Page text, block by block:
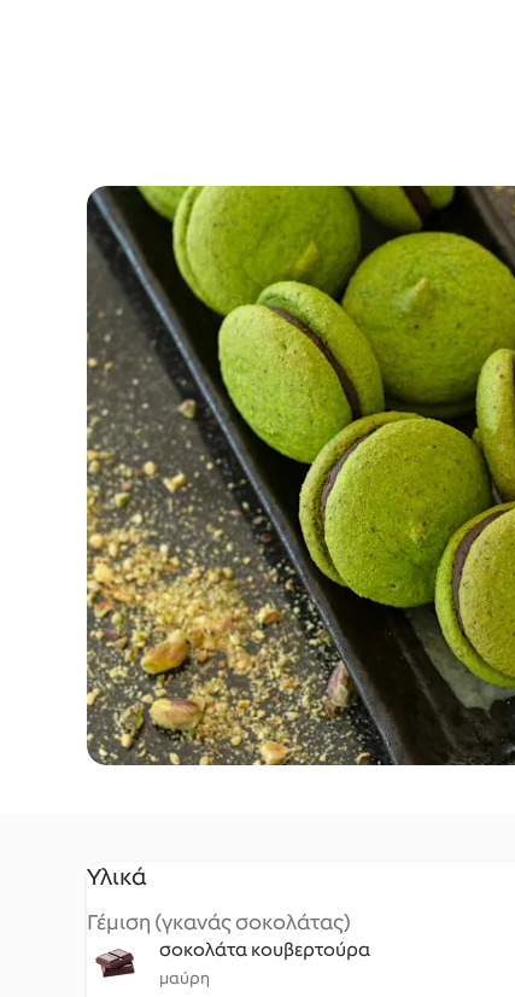
Υλικά
Γέμιση (γκανάς σοκολάτας)
σοκολάτα κουβερτούρα
μαύρη